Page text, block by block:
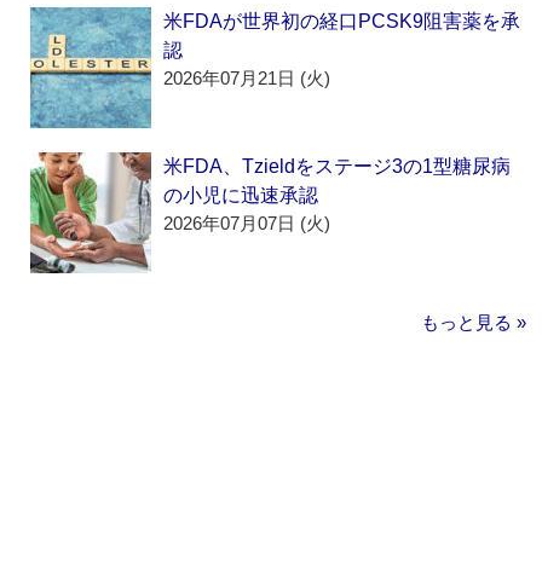
米FDAが世界初の経口PCSK9阻害薬を承
認
2026年07月21日 (火)
米FDA、Tzieldをステージ3の1型糖尿病
の小児に迅速承認
2026年07月07日 (火)
もっと見る »